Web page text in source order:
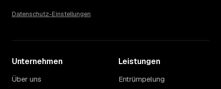
Datenschutz-Einstellungen
Unternehmen
Über uns
Leistungen
Entrümpelung